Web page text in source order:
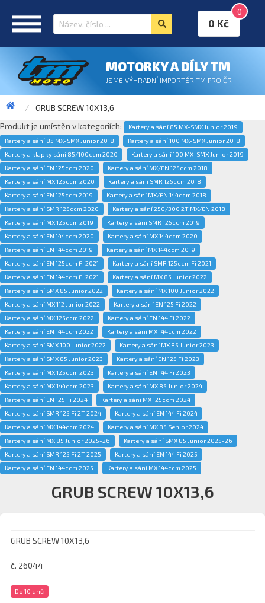
0
0 Kč
MOTORKY A DÍLY TM
JSME VÝHRADNÍ IMPORTÉR TM PRO ČR
GRUB SCREW 10X13,6
Produkt je umístěn v kategoriích:
Kartery a sání 85 MX-SMX Junior 2019
Kartery a sání 85 MX-SMX Junior 2018
Kartery a sání 100 MX-SMX Junior 2018
Kartery a klapky sání 85/100ccm 2020
Kartery a sání 100 MX-SMX Junior 2019
Kartery a sání EN 125ccm 2020
Kartery a sání MX/EN 125ccm 2018
Kartery a sání MX 125ccm 2020
Kartery a sání SMR 125ccm 2018
Kartery a sání EN 125ccm 2019
Kartery a sání MX/EN 144ccm 2018
Kartery a sání SMR 125ccm 2020
Kartery a sání 250/300 2T MX/EN 2018
Kartery a sání MX 125ccm 2019
Kartery a sání SMR 125ccm 2019
Kartery a sání EN 144ccm 2020
Kartery a sání MX 144ccm 2020
Kartery a sání EN 144ccm 2019
Kartery a sání MX 144ccm 2019
Kartery a sání EN 125ccm Fi 2021
Kartery a sání SMR 125ccm Fi 2021
Kartery a sání EN 144ccm Fi 2021
Kartery a sání MX 85 Junior 2022
Kartery a sání SMX 85 Junior 2022
Kartery a sání MX 100 Junior 2022
Kartery a sání MX 112 Junior 2022
Kartery a sání EN 125 Fi 2022
Kartery a sání MX 125ccm 2022
Kartery a sání EN 144 Fi 2022
Kartery a sání EN 144ccm 2022
Kartery a sání MX 144ccm 2022
Kartery a sání SMX 100 Junior 2022
Kartery a sání MX 85 Junior 2023
Kartery a sání SMX 85 Junior 2023
Kartery a sání EN 125 Fi 2023
Kartery a sání MX 125ccm 2023
Kartery a sání EN 144 Fi 2023
Kartery a sání MX 144ccm 2023
Kartery a sání MX 85 Junior 2024
Kartery a sání EN 125 Fi 2024
Kartery a sání MX 125ccm 2024
Kartery a sání SMR 125 Fi 2T 2024
Kartery a sání EN 144 Fi 2024
Kartery a sání MX 144ccm 2024
Kartery a sání MX 85 Senior 2024
Kartery a sání MX 85 Junior 2025-26
Kartery a sání SMX 85 Junior 2025-26
Kartery a sání SMR 125 Fi 2T 2025
Kartery a sání EN 144 Fi 2025
Kartery a sání EN 144ccm 2025
Kartery a sání MX 144ccm 2025
GRUB SCREW 10X13,6
GRUB SCREW 10X13,6
č. 26044
Do 10 dnů